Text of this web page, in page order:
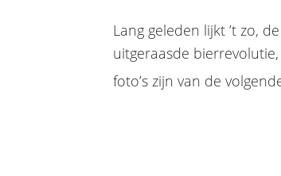
Lang geleden lijkt ’t zo,
uitgeraasde
foto’s zijn van de